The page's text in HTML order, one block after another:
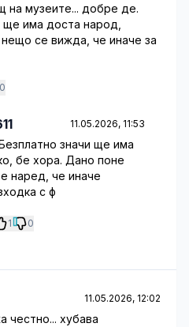
на музеите... добре де.
ще има доста народ,
се вижда, че иначе за
0
11.05.2026, 11:53
значи ще има
бе хора. Дано поне
наред, че иначе
с ф
1 0
11.05.2026, 12:02
честно... хубава